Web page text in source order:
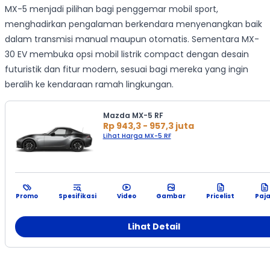
MX-5 menjadi pilihan bagi penggemar mobil sport,
menghadirkan pengalaman berkendara menyenangkan baik
dalam transmisi manual maupun otomatis. Sementara MX-
30 EV membuka opsi mobil listrik compact dengan desain
futuristik dan fitur modern, sesuai bagi mereka yang ingin
beralih ke kendaraan ramah lingkungan.
Mazda MX-5 RF
Rp 943,3 - 957,3 juta
Lihat Harga MX-5 RF
Promo Spesifikasi Video Gambar Pricelist
Lihat Detail